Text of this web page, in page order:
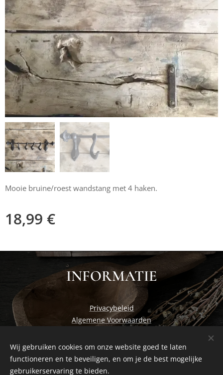
Mooie bruine/roest wandstang met 4 haken.
18,99 €
INFORMATIE
Privacybeleid
Algemene Voorwaarden
Cosiness at home by Studio Nadia Cookies
Wij gebruiken cookies om onze website goed te laten
functioneren en te beveiligen, en om je de best mogelijke
gebruikerservaring te bieden.